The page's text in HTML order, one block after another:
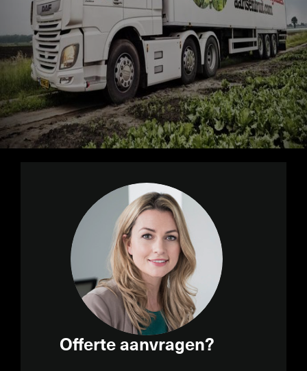
Offerte aanvragen?